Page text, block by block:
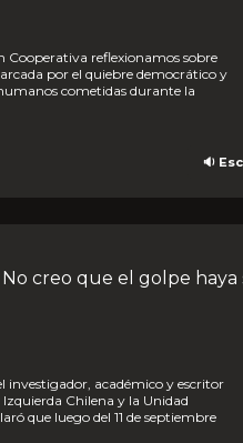
por el quiebre democrático y
cometidas durante la
🔉
Chilena y la Unidad
que luego del 11 de septiembre